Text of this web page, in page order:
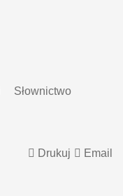
Słownictwo
Email
Drukuj